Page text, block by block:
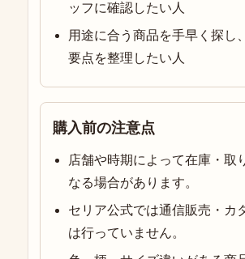
ッフに確認したい人
用途に合う商品を手早く探し
要点を整理したい人
購入前の注意点
店舗や時期によって在庫・取
なる場合があります。
セリア公式では通信販売・カ
は行っていません。